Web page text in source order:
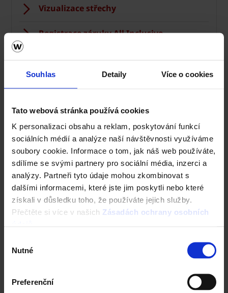
Souhlas Detaily Více o cookies
Tato webová stránka používá cookies
K personalizaci obsahu a reklam, poskytování funkcí
sociálních médií a analýze naší návštěvnosti využíváme
soubory cookie. Informace o tom, jak náš web používáte,
sdílíme se svými partnery pro sociální média, inzerci a
analýzy. Partneři tyto údaje mohou zkombinovat s
dalšími informacemi, které jste jim poskytli nebo které
získali v důsledku toho, že používáte jejich služby.
Přečtěte si více v našich Zásadách ochrany osobních
souhlasu
Nutné
Preferenční
Vizualizace střechy
Registrace záruky All Inclusive
Fasáda Terca
Technická podpora